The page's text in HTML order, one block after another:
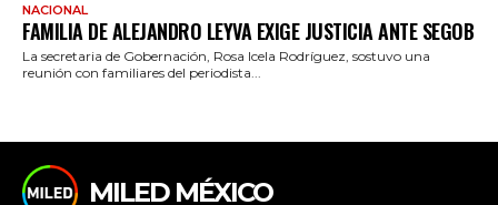
NACIONAL
FAMILIA DE ALEJANDRO LEYVA EXIGE JUSTICIA ANTE SEGOB
La secretaria de Gobernación, Rosa Icela Rodríguez, sostuvo una
reunión con familiares del periodista...
MILED MÉXICO